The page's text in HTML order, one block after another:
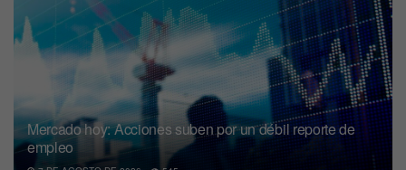
Mercado hoy: Acciones suben por un débil reporte de
empleo